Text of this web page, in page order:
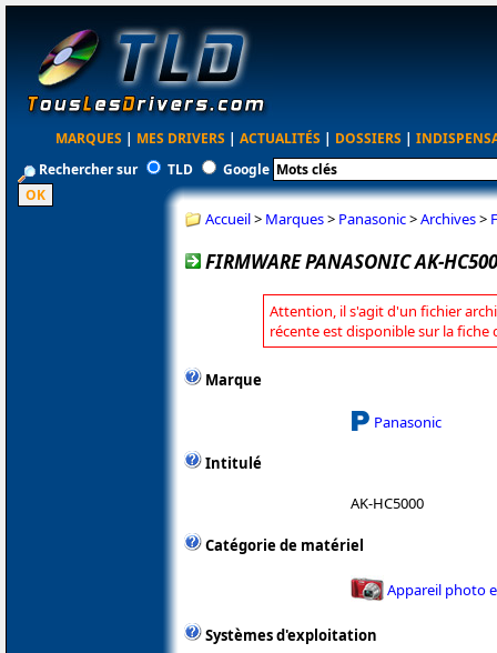
MARQUES | MES DRIVERS | ACTUALITÉS | DOSSIERS |
Rechercher sur
TLD Google
Accueil> Marques> Panasonic>Archives>
FIRMWARE PANASONIC AK-
Attention, il s'agit d'un fichier
récente est disponible sur la fiche
Marque
Panasonic
Intitulé
AK-HC5000
Catégorie de matériel
Appareil photo
Systèmes d'exploitation